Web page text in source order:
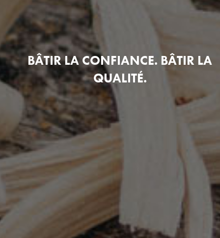
BÂTIR LA CONFIANCE. BÂTIR LA
QUALITÉ.